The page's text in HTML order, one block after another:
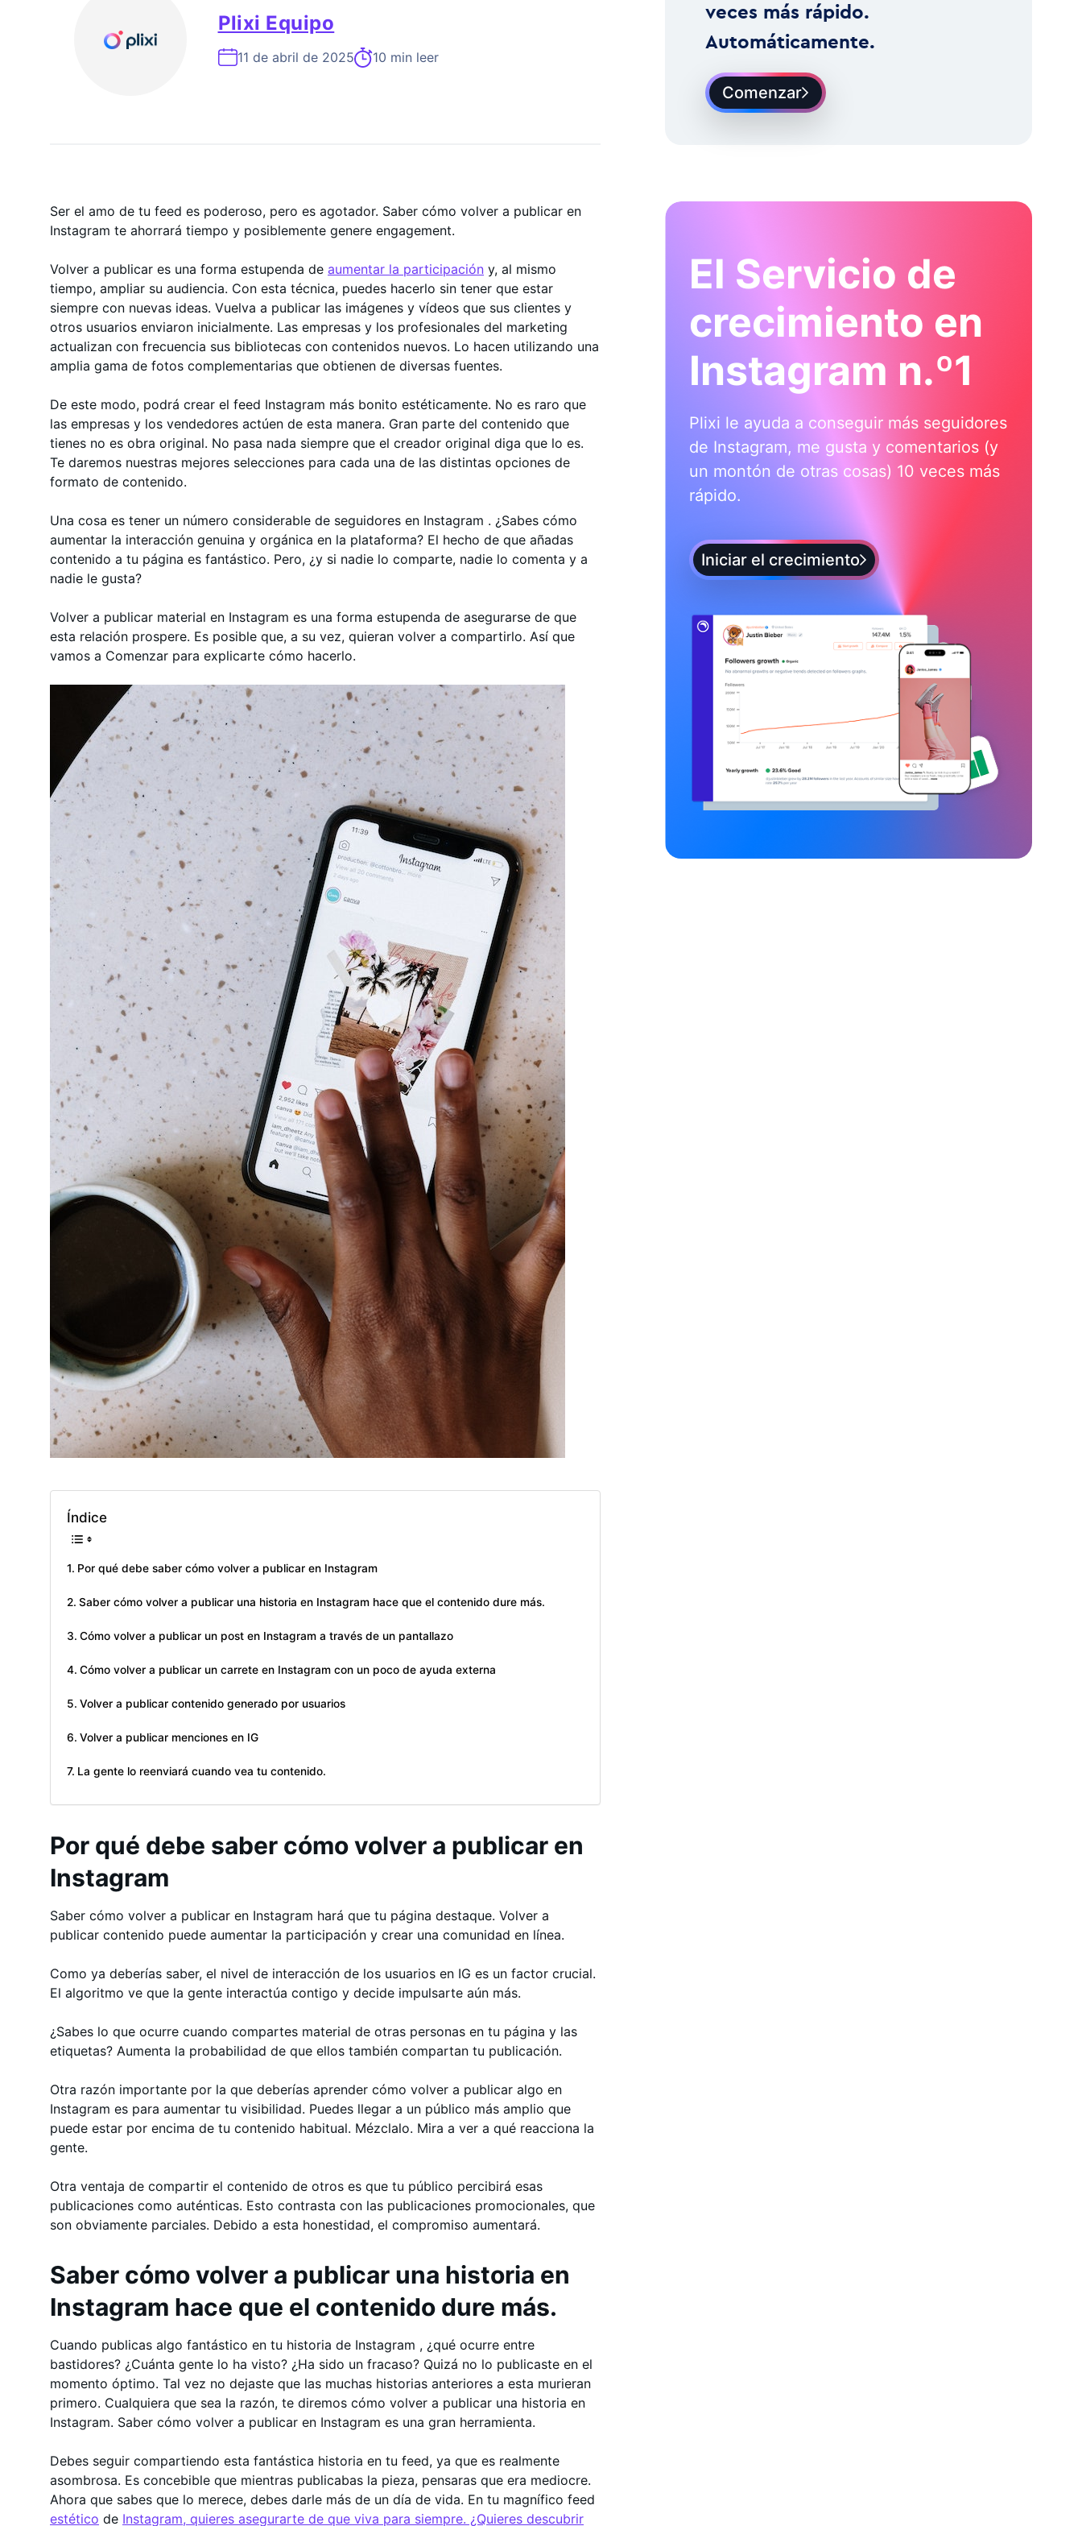
Plixi Equipo
11 de abril de 2025 10 min leer
veces más rápido.
Automáticamente.
Comenzar
Ser el amo de tu feed es poderoso, pero es agotador. Saber cómo volver a publicar en
Instagram te ahorrará tiempo y posiblemente genere engagement.
Volver a publicar es una forma estupenda de aumentar la participación y, al mismo
tiempo, ampliar su audiencia. Con esta técnica, puedes hacerlo sin tener que estar
siempre con nuevas ideas. Vuelva a publicar las imágenes y vídeos que sus clientes y
otros usuarios enviaron inicialmente. Las empresas y los profesionales del marketing
actualizan con frecuencia sus bibliotecas con contenidos nuevos. Lo hacen utilizando una
amplia gama de fotos complementarias que obtienen de diversas fuentes.
De este modo, podrá crear el feed Instagram más bonito estéticamente. No es raro que
las empresas y los vendedores actúen de esta manera. Gran parte del contenido que
tienes no es obra original. No pasa nada siempre que el creador original diga que lo es.
Te daremos nuestras mejores selecciones para cada una de las distintas opciones de
formato de contenido.
Una cosa es tener un número considerable de seguidores en Instagram . ¿Sabes cómo
aumentar la interacción genuina y orgánica en la plataforma? El hecho de que añadas
contenido a tu página es fantástico. Pero, ¿y si nadie lo comparte, nadie lo comenta y a
nadie le gusta?
Volver a publicar material en Instagram es una forma estupenda de asegurarse de que
esta relación prospere. Es posible que, a su vez, quieran volver a compartirlo. Así que
vamos a Comenzar para explicarte cómo hacerlo.
Índice
Por qué debe saber cómo volver a publicar en Instagram
Saber cómo volver a publicar una historia en Instagram hace que el contenido dure más.
Cómo volver a publicar un post en Instagram a través de un pantallazo
Cómo volver a publicar un carrete en Instagram con un poco de ayuda externa
Volver a publicar contenido generado por usuarios
Volver a publicar menciones en IG
La gente lo reenviará cuando vea tu contenido.
Por qué debe saber cómo volver a publicar en
Instagram
Saber cómo volver a publicar en Instagram hará que tu página destaque. Volver a
publicar contenido puede aumentar la participación y crear una comunidad en línea.
Como ya deberías saber, el nivel de interacción de los usuarios en IG es un factor crucial.
El algoritmo ve que la gente interactúa contigo y decide impulsarte aún más.
¿Sabes lo que ocurre cuando compartes material de otras personas en tu página y las
etiquetas? Aumenta la probabilidad de que ellos también compartan tu publicación.
Otra razón importante por la que deberías aprender cómo volver a publicar algo en
Instagram es para aumentar tu visibilidad. Puedes llegar a un público más amplio que
puede estar por encima de tu contenido habitual. Mézclalo. Mira a ver a qué reacciona la
gente.
Otra ventaja de compartir el contenido de otros es que tu público percibirá esas
publicaciones como auténticas. Esto contrasta con las publicaciones promocionales, que
son obviamente parciales. Debido a esta honestidad, el compromiso aumentará.
Saber cómo volver a publicar una historia en
Instagram hace que el contenido dure más.
Cuando publicas algo fantástico en tu historia de Instagram , ¿qué ocurre entre
bastidores? ¿Cuánta gente lo ha visto? ¿Ha sido un fracaso? Quizá no lo publicaste en el
momento óptimo. Tal vez no dejaste que las muchas historias anteriores a esta murieran
primero. Cualquiera que sea la razón, te diremos cómo volver a publicar una historia en
Instagram. Saber cómo volver a publicar en Instagram es una gran herramienta.
Debes seguir compartiendo esta fantástica historia en tu feed, ya que es realmente
asombrosa. Es concebible que mientras publicabas la pieza, pensaras que era mediocre.
Ahora que sabes que lo merece, debes darle más de un día de vida. En tu magnífico feed
estético de Instagram, quieres asegurarte de que viva para siempre. ¿Quieres descubrir
El Servicio de
crecimiento en
Instagram n.º1
Plixi le ayuda a conseguir más seguidores
de Instagram, me gusta y comentarios (y
un montón de otras cosas) 10 veces más
rápido.
Iniciar el crecimiento